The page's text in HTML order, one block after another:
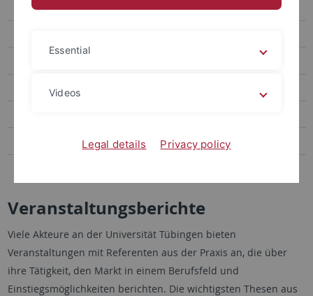
Alumni-Interviews
Downloadbereich für Lehrende
Angebote für Alumni
Veranstaltungsberichte
Viele Akteure an der Universität Tübingen bieten
Veranstaltungen mit Referenten aus der Praxis an, die über
ihre Tätigkeit, den Markt in einem Berufsfeld und
Einstiegsmöglichkeiten berichten. Die wichtigsten Thesen aus
Essential
Videos
Legal details Privacy policy